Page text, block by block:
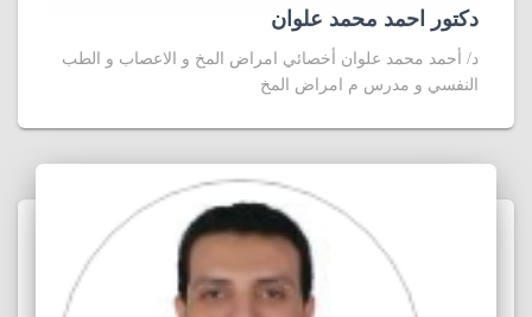
دكتور احمد محمد علوان
د/ أحمد محمد علوان أخصائي امراض المخ و الاعصاب و الطب
النفسي و مدرس م امراض المخ